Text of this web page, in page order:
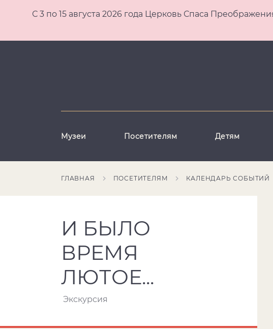
С 3 по 15 августа 2026 года Церковь Спаса
Музеи Посетителям Детям
ГЛАВНАЯ ПОСЕТИТЕЛЯМ КАЛЕНДАРЬ СОБЫТИЙ
И БЫЛО
ВРЕМЯ
ЛЮТОЕ...
Экскурсия